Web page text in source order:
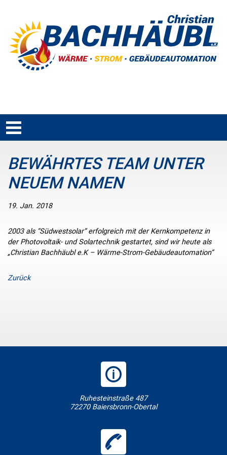
BEWÄHRTES TEAM UNTER
NEUEM NAMEN
19. Jan. 2018
2003 als “Südwestsolar“ erfolgreich mit der Kernkompetenz in
der Photovoltaik- und Solartechnik gestartet, sind wir heute als
„Christian Bachhäubl e.K – Wärme-Strom-Gebäudeautomation“
Zurück
Ruhesteinstraße 487
72270 Baiersbronn-Obertal